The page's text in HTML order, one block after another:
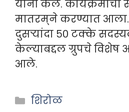
यांनी केले. कार्यक्रमाचा
मातरम्‌ने करण्यात
दुसऱ्यांदा ५० टक्के
केल्याबद्दल ग्रुपचे
आले.
Categories
शिरोळ